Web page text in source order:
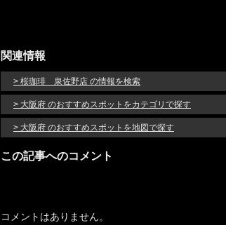
関連情報
> 桜珈琲 泉佐野店 の情報を検索
> 大阪府 のおすすめスポットをカテゴリで探す
> 大阪府 のおすすめスポットを地図で探す
この記事へのコメント
コメントはありません。